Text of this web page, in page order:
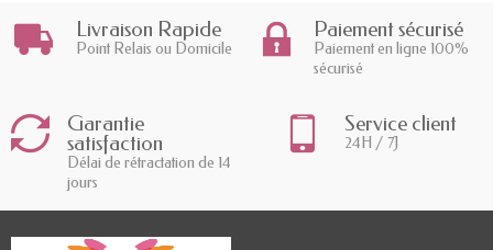
Livraison Rapide
Point Relais ou Domicile
Paiement sécurisé
Paiement en ligne 100%
sécurisé
Garantie
satisfaction
Délai de rétractation de 14
jours
Service client
24H / 7J